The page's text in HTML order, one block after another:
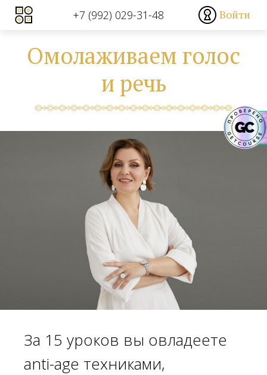
+7 (992) 029-31-48 Войти
Омолаживаем голос
и речь
Sometimes
За 15 уроков вы овладеете
anti-age техниками,